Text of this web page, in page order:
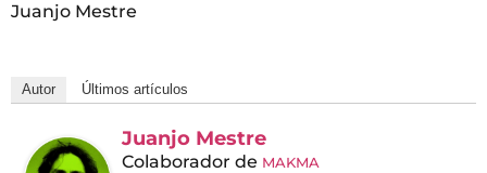
Juanjo Mestre
Autor Últimos artículos
Juanjo Mestre
Colaborador de MAKMA